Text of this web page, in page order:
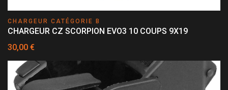
CHARGEUR CATÉGORIE B
CHARGEUR CZ SCORPION EVO3 10 COUPS 9X19
30,00 €